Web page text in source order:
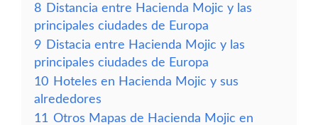
8 Distancia entre Hacienda Mojic y las
principales ciudades de Europa
9 Distacia entre Hacienda Mojic y las
principales ciudades de Europa
10 Hoteles en Hacienda Mojic y sus
alrededores
11 Otros Mapas de Hacienda Mojic en